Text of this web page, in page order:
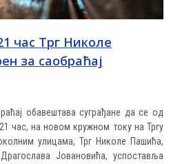
час Трг Николе
за саобраћај
обавештава суграђане да се од
час, на новом кружном току на Тргу
улицама, Трг Николе Пашића,
Јовановића, успоставља